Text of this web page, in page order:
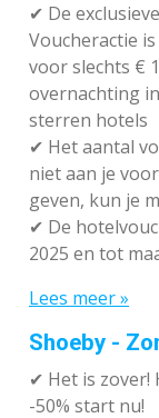
✔ De
Voucheractie
voor slechts €
overnachting
sterren hotels
✔ Het aantal
niet aan je
geven, kun je
✔ De
2025 en tot
Lees meer »
Shoeby -
✔ Het is zover!
-50% start nu!